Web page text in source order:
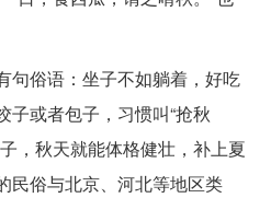
句俗语：坐子不如躺着，好吃
子或者包子，习惯叫“抢秋
，秋天就能体格健壮，补上夏
民俗与北京、河北等地区类